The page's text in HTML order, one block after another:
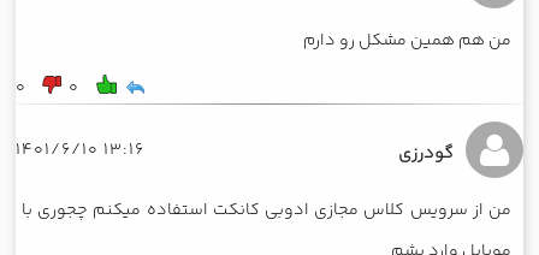
من هم همین مشکل رو دارم
0
0
گودرزی 13:16 1401/6/10
من از سرویس کلاس مجازی ادوبی کانکت استفاده میکنم چجوری با